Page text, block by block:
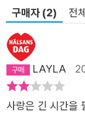
구매자 (2) 전
LAYLA
사랑은 긴 시간을